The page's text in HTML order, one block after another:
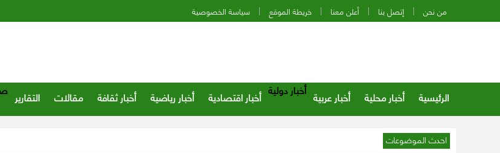
من نحن إتصل بنا أعلن معنا خريطة الموقع سياسة الخصوصية
الرئيسية أخبار محلية أخبار عربية أخبار دولية أخبار اقتصادية أخبار رياضية أخبار ثقافة مقالات التقارير
احدث الموضوعات